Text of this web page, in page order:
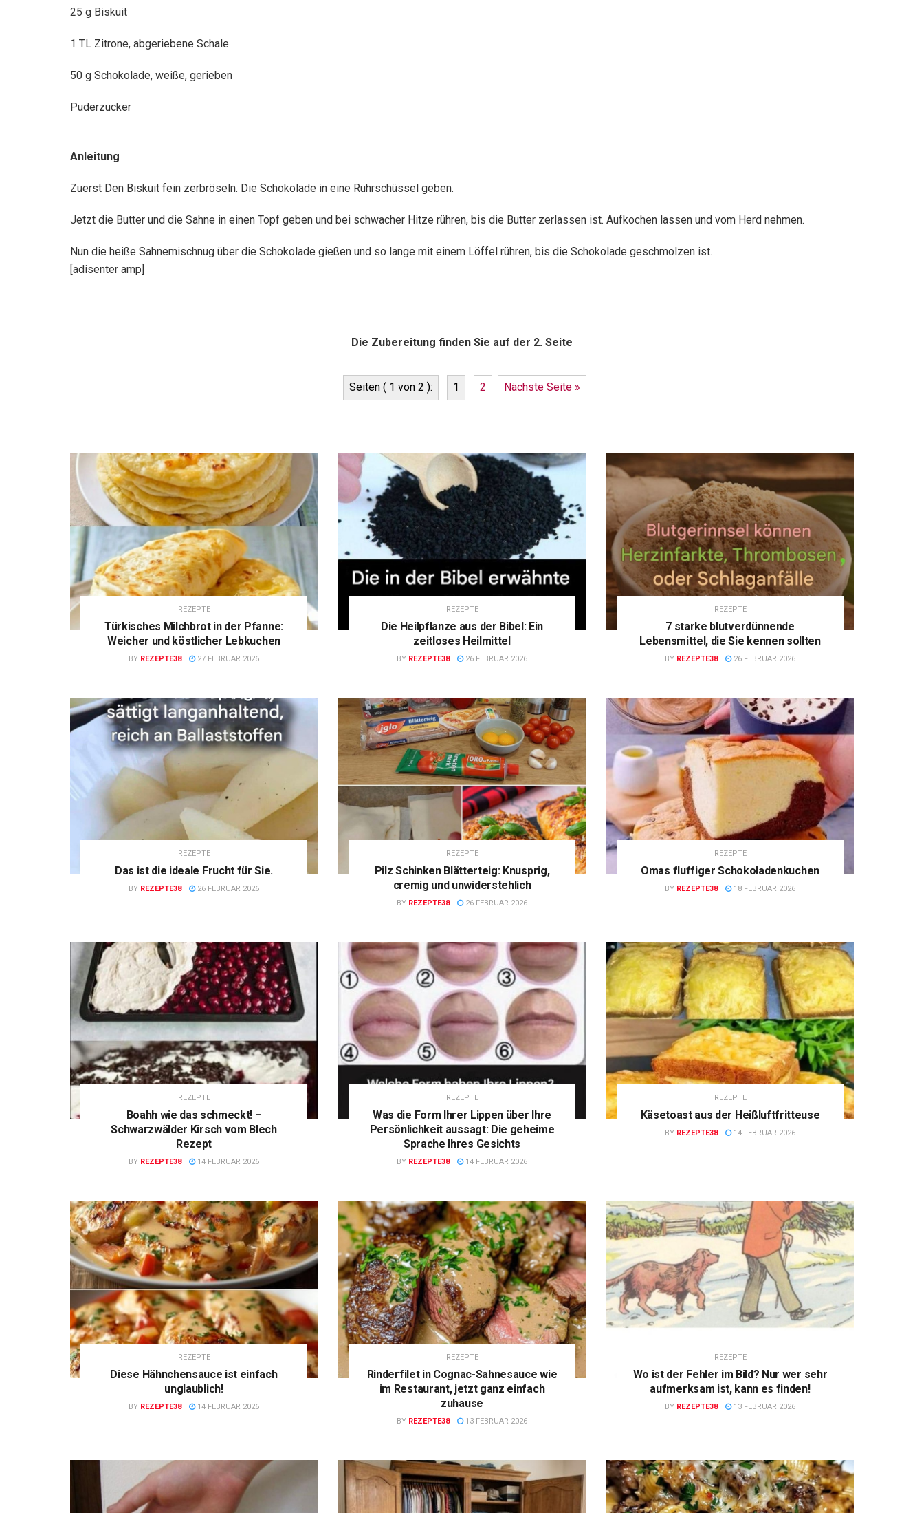
25 g Biskuit
1 TL Zitrone, abgeriebene Schale
50 g Schokolade, weiße, gerieben
Puderzucker
Anleitung
Zuerst Den Biskuit fein zerbröseln. Die Schokolade in eine Rührschüssel geben.
Jetzt die Butter und die Sahne in einen Topf geben und bei schwacher Hitze rühren, bis die Butter zerlassen ist. Aufkochen lassen und vom Herd nehmen.
Nun die heiße Sahnemischnug über die Schokolade gießen und so lange mit einem Löffel rühren, bis die Schokolade geschmolzen ist.
[adisenter amp]
Die Zubereitung finden Sie auf der 2. Seite
Seiten ( 1 von 2 ): 1 2 Nächste Seite »
REZEPTE
Türkisches Milchbrot in der Pfanne:
Weicher und köstlicher Lebkuchen
BY REZEPTE38 27 FEBRUAR 2026
REZEPTE
Die Heilpflanze aus der Bibel: Ein
zeitloses Heilmittel
BY REZEPTE38 26 FEBRUAR 2026
REZEPTE
7 starke blutverdünnende
Lebensmittel, die Sie kennen sollten
BY REZEPTE38 26 FEBRUAR 2026
REZEPTE
Das ist die ideale Frucht für Sie.
BY REZEPTE38 26 FEBRUAR 2026
REZEPTE
Pilz Schinken Blätterteig: Knusprig,
cremig und unwiderstehlich
BY REZEPTE38 26 FEBRUAR 2026
REZEPTE
Omas fluffiger Schokoladenkuchen
BY REZEPTE38 18 FEBRUAR 2026
REZEPTE
Boahh wie das schmeckt! –
Schwarzwälder Kirsch vom Blech
Rezept
BY REZEPTE38 14 FEBRUAR 2026
REZEPTE
Was die Form Ihrer Lippen über Ihre
Persönlichkeit aussagt: Die geheime
Sprache Ihres Gesichts
BY REZEPTE38 14 FEBRUAR 2026
REZEPTE
Käsetoast aus der Heißluftfritteuse
BY REZEPTE38 14 FEBRUAR 2026
REZEPTE
Diese Hähnchensauce ist einfach
unglaublich!
BY REZEPTE38 14 FEBRUAR 2026
REZEPTE
Rinderfilet in Cognac-Sahnesauce wie
im Restaurant, jetzt ganz einfach
zuhause
BY REZEPTE38 13 FEBRUAR 2026
REZEPTE
Wo ist der Fehler im Bild? Nur wer sehr
aufmerksam ist, kann es finden!
BY REZEPTE38 13 FEBRUAR 2026